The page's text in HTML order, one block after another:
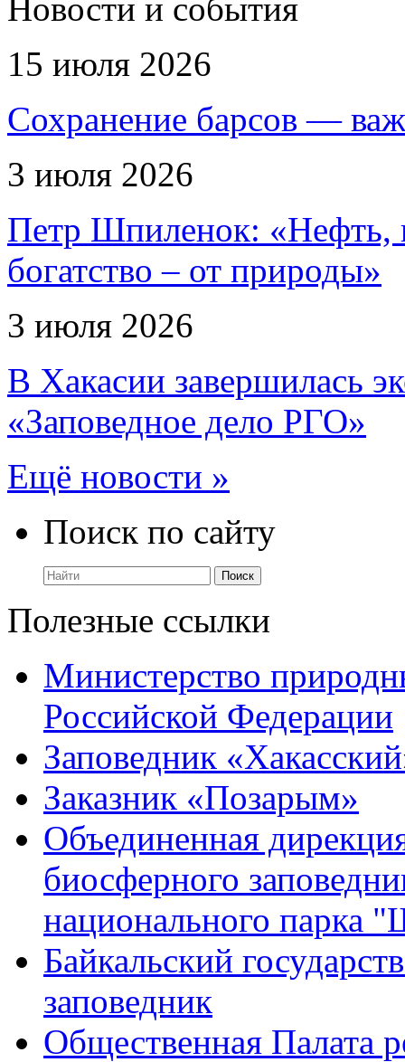
Новости и события
15 июля 2026
Сохранение барсов —
3 июля 2026
Петр Шпиленок: «Нефть,
богатство – от природы»
3 июля 2026
В Хакасии завершилась
«Заповедное дело РГО»
Ещё новости »
Поиск по сайту
Полезные ссылки
Министерство
Российской Федерации
Заповедник
Заказник «Позарым»
Объединенная
биосферного
национального парка
Байкальский
заповедник
Общественная Палата